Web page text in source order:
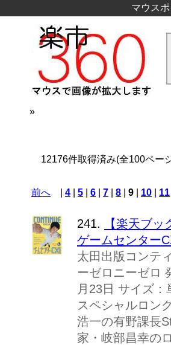
マウス
»
12176件取得済み(全100ペー
前へ 4 5 6 7 8 9 10 11
241.
【楽天ブ
ゲームセンター
太田出版コンテ
ーゼロニーゼロ
月23日 サイズ
スペシャルロン
浩一の有野課長
家・岐部昌幸の